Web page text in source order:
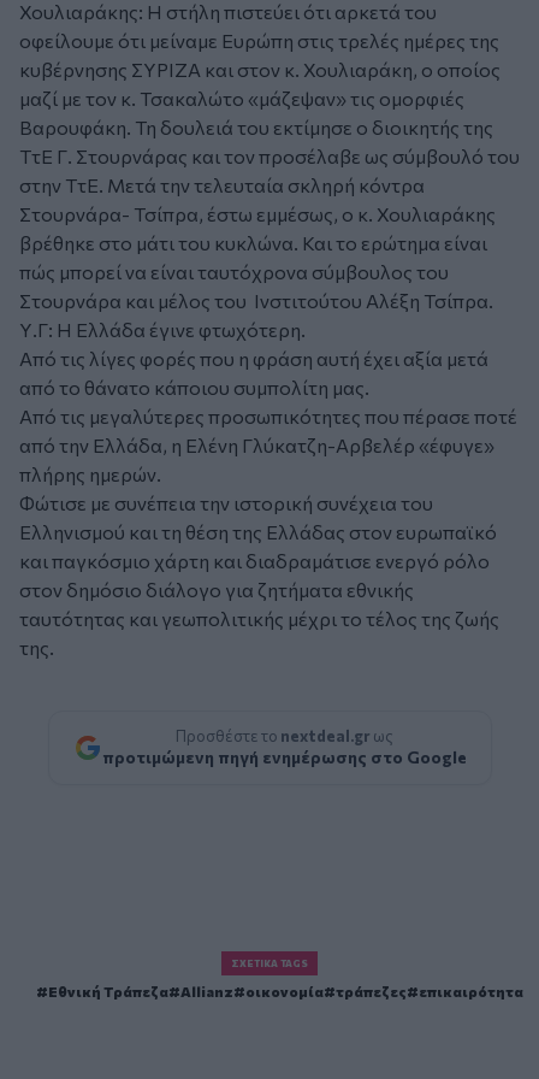
Χουλιαράκης: Η στήλη πιστεύει ότι αρκετά του
οφείλουμε ότι μείναμε Ευρώπη στις τρελές ημέρες της
κυβέρνησης ΣΥΡΙΖΑ και στον κ. Χουλιαράκη, ο οποίος
μαζί με τον κ. Τσακαλώτο «μάζεψαν» τις ομορφιές
Βαρουφάκη. Τη δουλειά του εκτίμησε ο διοικητής της
ΤτΕ Γ. Στουρνάρας και τον προσέλαβε ως σύμβουλό του
στην ΤτΕ. Μετά την τελευταία σκληρή κόντρα
Στουρνάρα- Τσίπρα, έστω εμμέσως, ο κ. Χουλιαράκης
βρέθηκε στο μάτι του κυκλώνα. Και το ερώτημα είναι
πώς μπορεί να είναι ταυτόχρονα σύμβουλος του
Στουρνάρα και μέλος του Ινστιτούτου Αλέξη Τσίπρα.
Υ.Γ: Η Ελλάδα έγινε φτωχότερη.
Από τις λίγες φορές που η φράση αυτή έχει αξία μετά
από το θάνατο κάποιου συμπολίτη μας.
Από τις μεγαλύτερες προσωπικότητες που πέρασε ποτέ
από την Ελλάδα, η Ελένη Γλύκατζη-Αρβελέρ «έφυγε»
πλήρης ημερών.
Φώτισε με συνέπεια την ιστορική συνέχεια του
Ελληνισμού και τη θέση της Ελλάδας στον ευρωπαϊκό
και παγκόσμιο χάρτη και διαδραμάτισε ενεργό ρόλο
στον δημόσιο διάλογο για ζητήματα εθνικής
ταυτότητας και γεωπολιτικής μέχρι το τέλος της ζωής
της.
Προσθέστε το nextdeal.gr ως
προτιμώμενη πηγή ενημέρωσης στο Google
ΣΧΕΤΙΚΆ TAGS
Εθνική Τράπεζα Allianz οικονομία τράπεζες επικαιρότητα